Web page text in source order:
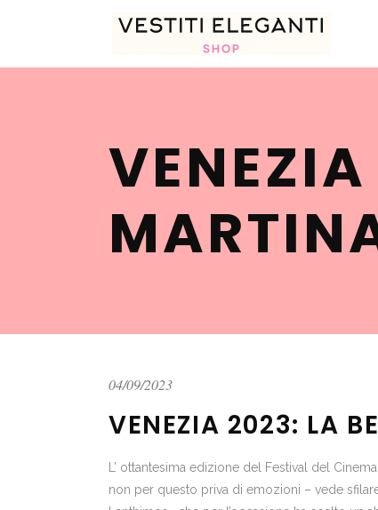
04/09/2023
VENEZIA 2023: LA
L’ ottantesima edizione del Festival del
non per questo priva di emozioni – vede